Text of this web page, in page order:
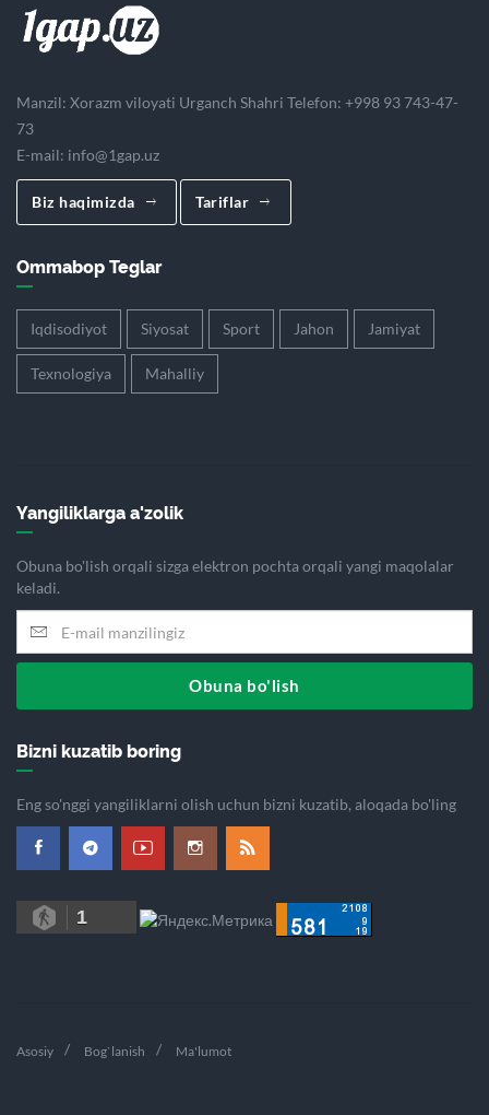
Manzil: Xorazm viloyati Urganch Shahri Telefon: +998 93 743-47-
73
E-mail: info@1gap.uz
Biz haqimizda Tariflar
Ommabop Teglar
Iqdisodiyot Siyosat Sport Jahon Jamiyat
Texnologiya Mahalliy
Yangiliklarga a'zolik
Obuna bo'lish orqali sizga elektron pochta orqali yangi maqolalar
keladi.
Obuna bo'lish
Bizni kuzatib boring
Eng so'nggi yangiliklarni olish uchun bizni kuzatib, aloqada bo'ling
1
Asosiy Bog`lanish Ma'lumot